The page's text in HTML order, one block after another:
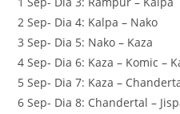
2 Sep- Dia 4: Kalpa – Nako
3 Sep- Dia 5: Nako – Kaza
4 Sep- Dia 6: Kaza – Komic –
5 Sep- Dia 7: Kaza –
6 Sep- Dia 8: Chandertal –